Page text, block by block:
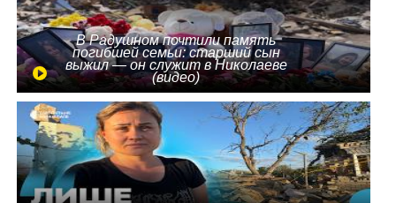
В Радушном почтили память
погибшей семьи: старший сын
выжил — он служит в Николаеве
(видео)